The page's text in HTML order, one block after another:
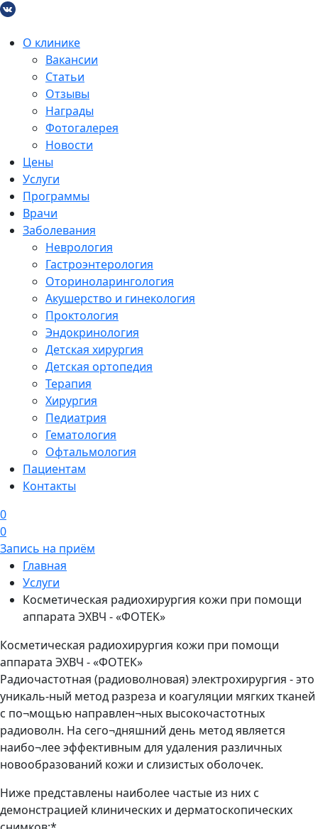
О клинике
Вакансии
Статьи
Отзывы
Награды
Фотогалерея
Новости
Цены
Услуги
Программы
Врачи
Заболевания
Неврология
Гастроэнтерология
Оториноларингология
Акушерство и гинекология
Проктология
Эндокринология
Детская хирургия
Детская ортопедия
Терапия
Хирургия
Педиатрия
Гематология
Офтальмология
Пациентам
Контакты
0
0
Запись на приём
Главная
Услуги
Косметическая радиохирургия кожи при помощи
аппарата ЭХВЧ - «ФОТЕК»
Косметическая радиохирургия кожи при помощи
аппарата ЭХВЧ - «ФОТЕК»
Радиочастотная (радиоволновая) электрохирургия - это
уникаль-ный метод разреза и коагуляции мягких тканей
с по¬мощью направлен¬ных высокочастотных
радиоволн. На сего¬дняшний день метод является
наибо¬лее эффективным для удаления различных
новообразований кожи и слизистых оболочек.
Ниже представлены наиболее частые из них с
демонстрацией клинических и дерматоскопических